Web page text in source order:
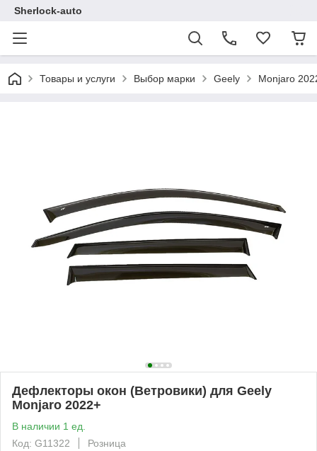
Sherlock-auto
Товары и услуги Выбор марки Geely Monjaro
Дефлекторы окон (Ветровики) для Geely
Monjaro 2022+
В наличии 1 ед.
Код: G11322
Розница